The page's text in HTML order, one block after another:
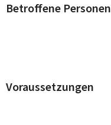
Betroffene Personen
Voraussetzungen